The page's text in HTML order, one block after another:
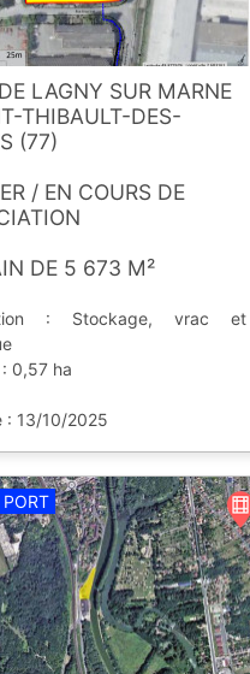
LAGNY SUR MARNE
THIBAULT-DES-
(77)
/ EN COURS DE
DE 5 673 M²
: Stockage, vrac et
0,57 ha
: 13/10/2025
PORT